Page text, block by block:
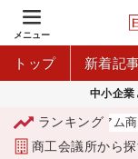
メニュー
トップ 新着記
中小企業
ランキング
「青森市プレミアム商
商工会議所から